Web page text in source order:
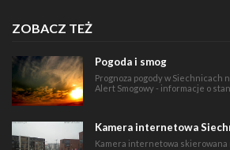
ZOBACZ TEŻ
Pogoda i smog
Prognoza pogody w Siechnicach
Alert Smogowy - informacje o
Kamera internetowa
Kamera internetowa skierowana